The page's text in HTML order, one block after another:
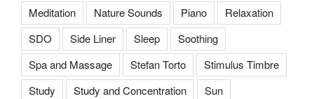
Meditation Nature Sounds Piano
Relaxation
SDO
Side Liner Sleep
Soothing
Spa and Massage
Stefan Torto
Stimulus Timbre
Study
Study and Concentration
Sun